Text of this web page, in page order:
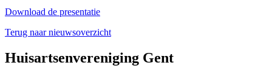
Download de presentatie
Terug naar nieuwsoverzicht
Huisartsenvereniging Gent